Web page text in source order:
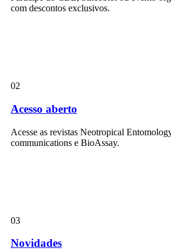
com descontos exclusivos.
02
Acesso aberto
Acesse as revistas Neotropical
communications e BioAssay.
03
Novidades